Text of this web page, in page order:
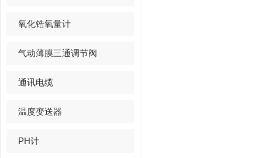
氧化锆氧量计
气动薄膜三通调节阀
通讯电缆
温度变送器
PH计